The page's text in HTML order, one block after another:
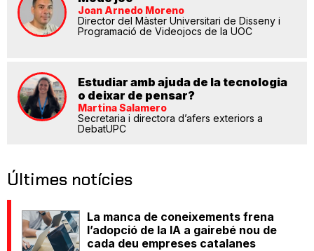
Joan Arnedo Moreno
Director del Màster Universitari de Disseny i
Programació de Videojocs de la UOC
Estudiar amb ajuda de la tecnologia
o deixar de pensar?
Martina Salamero
Secretaria i directora d’afers exteriors a
DebatUPC
Últimes notícies
La manca de coneixements frena
l’adopció de la IA a gairebé nou de
cada deu empreses catalanes